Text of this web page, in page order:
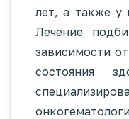
лет, а также у
Лечение
зависимости
состояния